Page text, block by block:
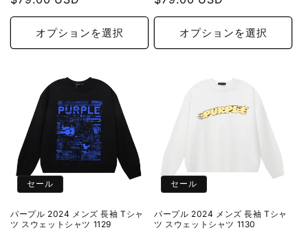
価
ル
価
格
オプションを選択
価
ル
価
格
オプションを選択
セール
パープル 2024 メンズ 長袖 Tシャ
ツ スウェットシャツ 1129
セール
パープル 2024 メンズ 長袖 Tシャ
ツ スウェットシャツ 1130